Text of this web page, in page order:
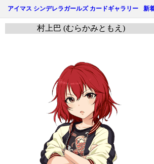
アイマス シンデレラガールズ カードギャラリー 新
村上巴 (むらかみともえ)